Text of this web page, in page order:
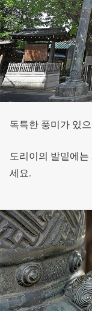
독특한 풍미가 있
도리이의 발밑에
세요.